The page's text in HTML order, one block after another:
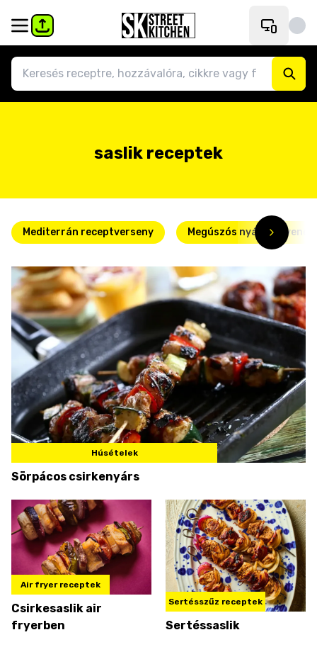
saslik receptek
Mediterrán receptverseny Megúszós nyári
Húsételek
Sörpácos csirkenyárs
Air fryer receptek
Csirkesaslik air
fryerben
Sertésszűz receptek
Sertéssaslik